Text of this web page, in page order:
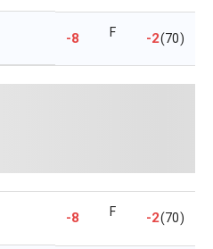
-8 F -2(70)
-8 F -2(70)